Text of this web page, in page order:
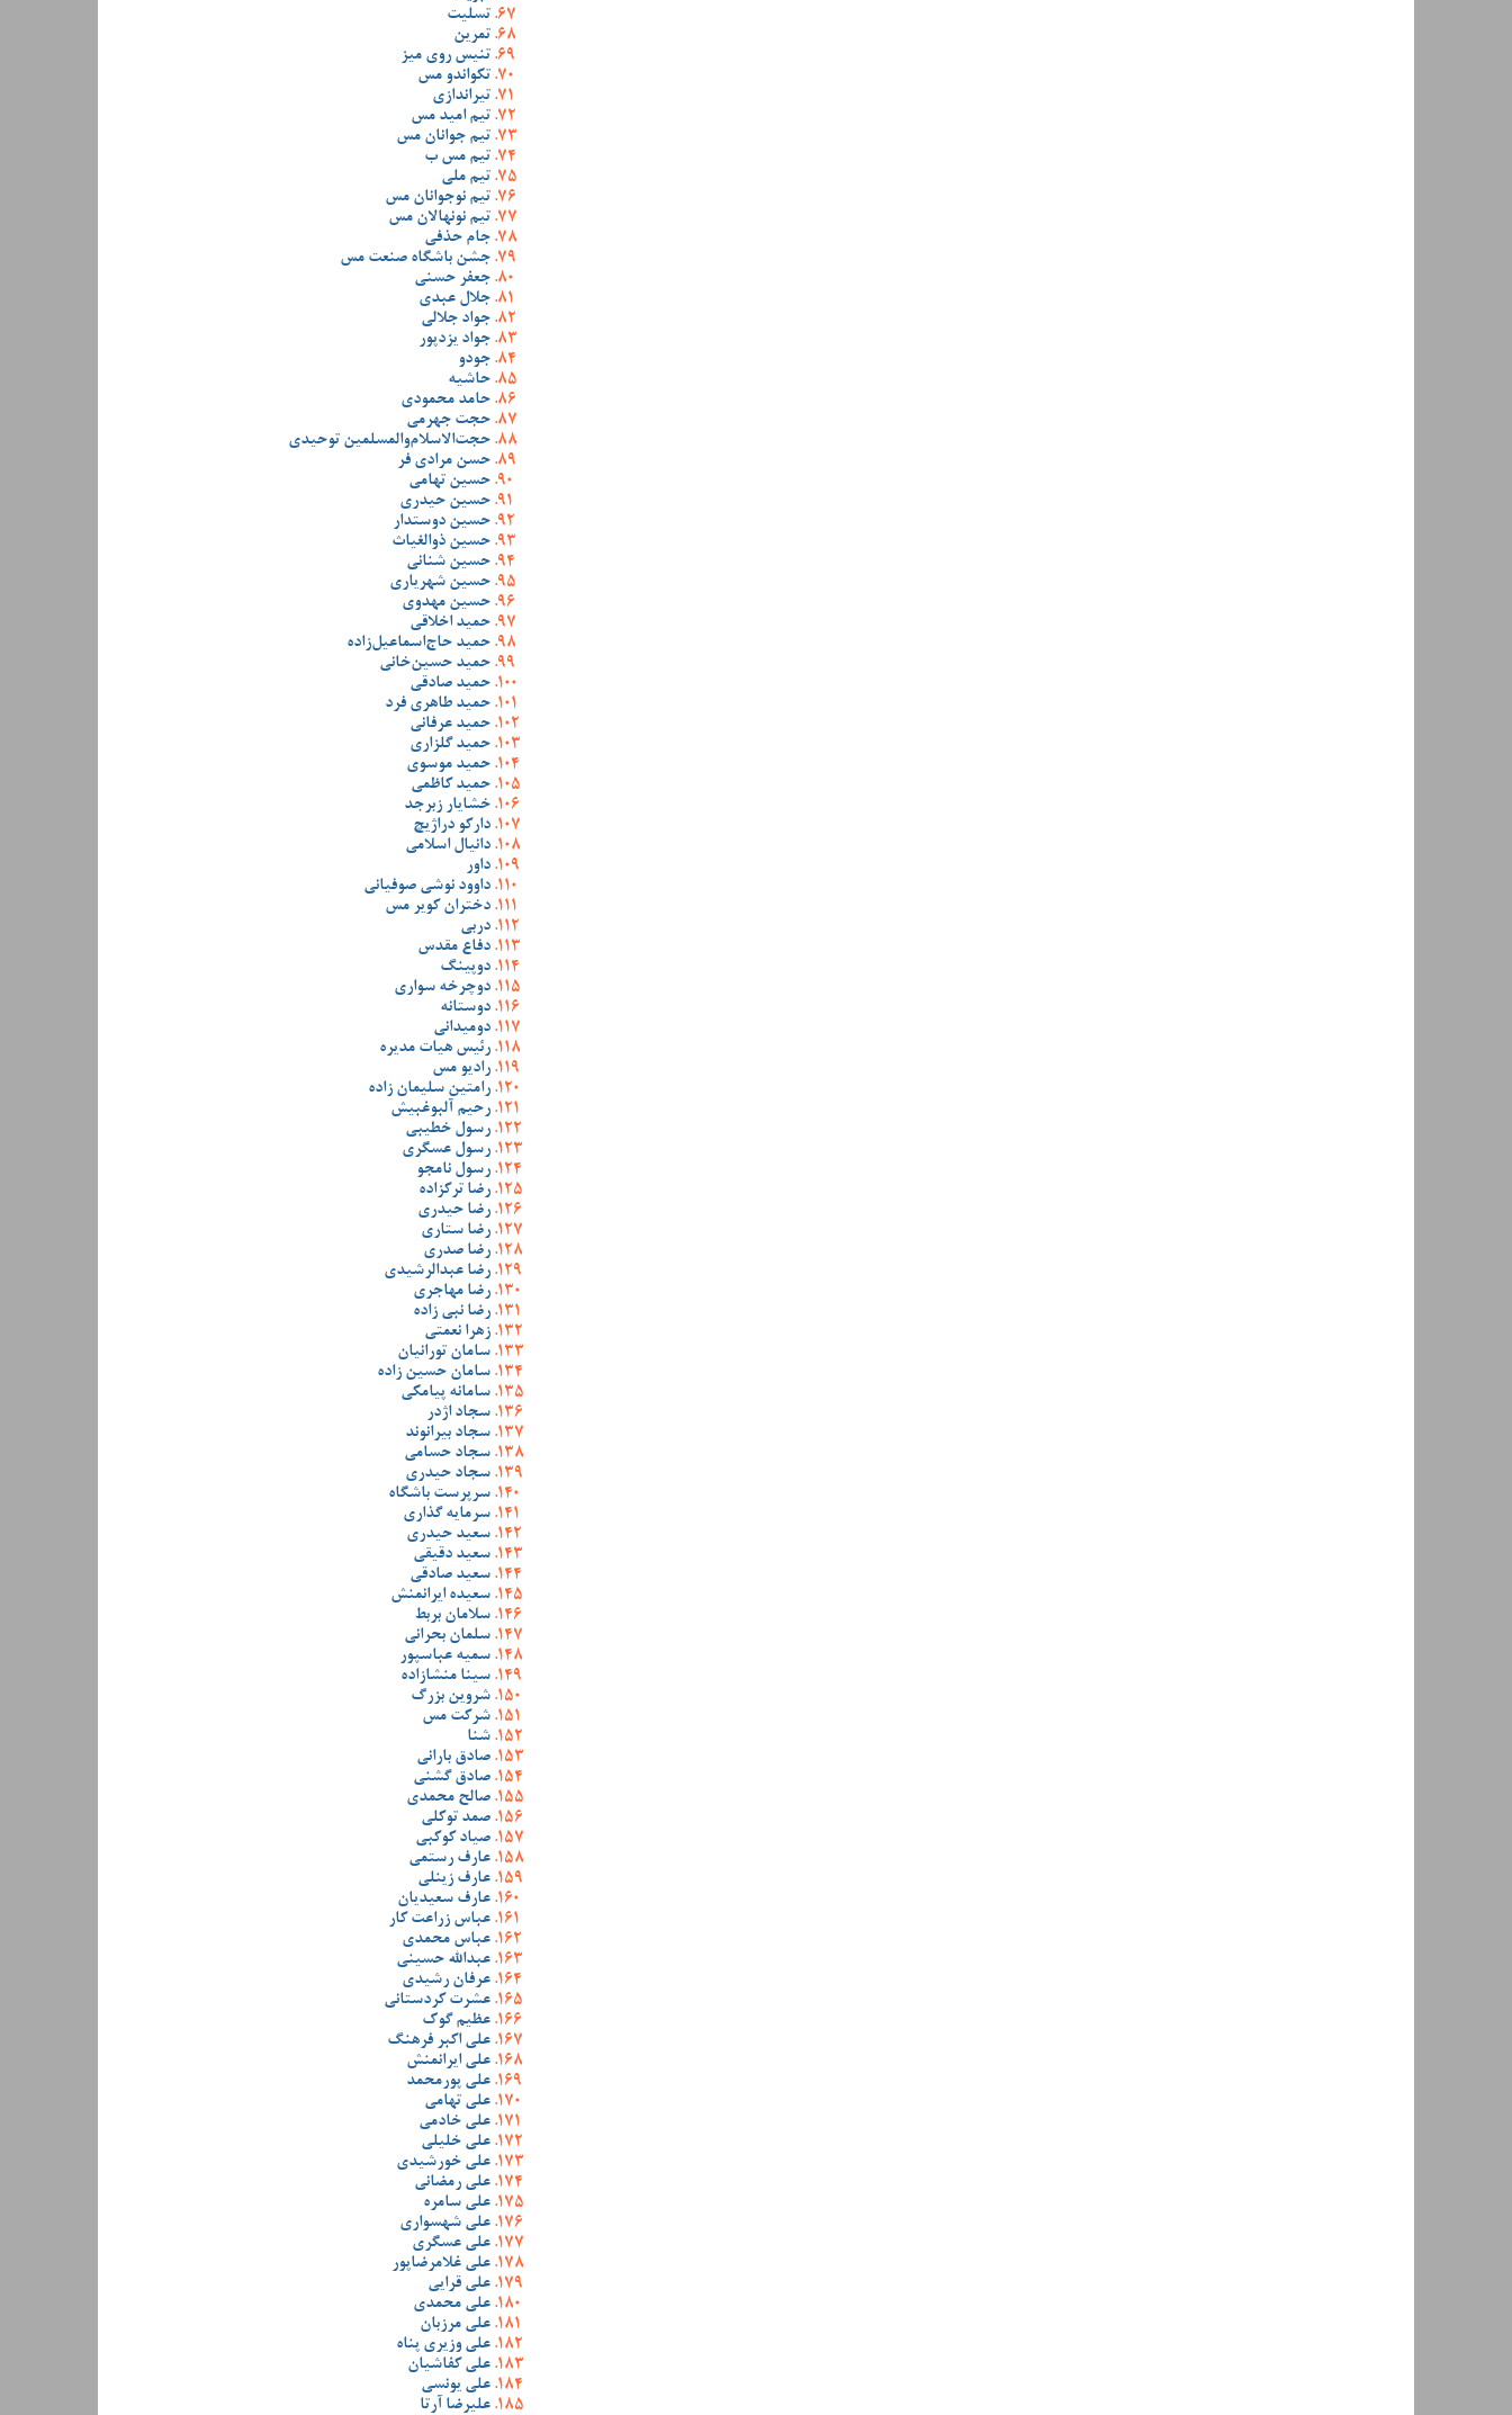
تسلیت
تمرین
تنیس روی میز
تکواندو مس
تیراندازی
تیم امید مس
تیم جوانان مس
تیم مس ب
تیم ملی
تیم نوجوانان مس
تیم نونهالان مس
جام حذفی
جشن باشگاه صنعت مس
جعفر حسنی
جلال عبدی
جواد جلالی
جواد یزدپور
جودو
حاشیه
حامد محمودی
حجت جهرمی
حجت‌الاسلام‌والمسلمین توحیدی
حسن مرادی فر
حسین تهامی
حسین حیدری
حسین دوستدار
حسین ذوالغیاث
حسین شنانی
حسین شهریاری
حسین مهدوی
حمید اخلاقی
حمید حاج‌اسماعیل‌زاده
حمید حسین‌خانی
حمید صادقی
حمید طاهری فرد
حمید عرفانی
حمید گلزاری
حمید موسوی
حمید کاظمی
خشایار زبرجد
دارکو دراژیچ
دانیال اسلامی
داور
داوود نوشی صوفیانی
دختران کویر مس
دربی
دفاع مقدس
دوپینگ
دوچرخه سواری
دوستانه
دومیدانی
رئیس هیات مدیره
رادیو مس
رامتین سلیمان زاده
رحیم آلبوغبیش
رسول خطیبی
رسول عسگری
رسول نامجو
رضا ترکزاده
رضا حیدری
رضا ستاری
رضا صدری
رضا عبدالرشیدی
رضا مهاجری
رضا نبی زاده
زهرا نعمتی
سامان تورانیان
سامان حسین زاده
سامانه پیامکی
سجاد اژدر
سجاد بیرانوند
سجاد حسامی
سجاد حیدری
سرپرست باشگاه
سرمایه گذاری
سعید حیدری
سعید دقیقی
سعید صادقی
سعیده ایرانمنش
سلامان بربط
سلمان بحرانی
سمیه عباسپور
سینا منشازاده
شروین بزرگ
شرکت مس
شنا
صادق بارانی
صادق گشنی
صالح محمدی
صمد توکلی
صیاد کوکبی
عارف رستمی
عارف زینلی
عارف سعیدیان
عباس زراعت کار
عباس محمدی
عبدالله حسینی
عرفان رشیدی
عشرت کردستانی
عظیم گوک
علی اکبر فرهنگ
علی ایرانمنش
علی پورمحمد
علی تهامی
علی خادمی
علی خلیلی
علی خورشیدی
علی رمضانی
علی سامره
علی شهسواری
علی عسگری
علی غلامرضاپور
علی قرایی
علی محمدی
علی مرزبان
علی وزیری پناه
علی کفاشیان
علی یونسی
علیرضا آرتا